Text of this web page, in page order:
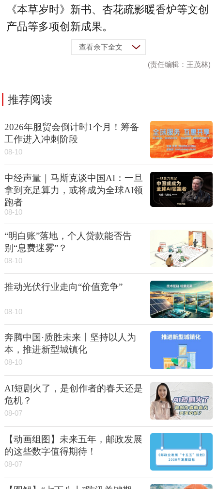
《本草岁时》新书、杏花疏影暖香炉等文创
产品等多项创新成果。
查看余下全文
(责任编辑：王茂林)
推荐阅读
2026年服贸会倒计时1个月！筹备
工作进入冲刺阶段
08-10
中经声量｜马斯克谈中国AI：一旦
拿到充足算力，或将成为全球AI领
跑者
08-10
“明白账”落地，个人贷款能否告
别“息费迷雾”？
08-10
推动光伏行业走向“价值竞争”
08-10
奔腾中国·质胜未来丨坚持以人为
本，推进新型城镇化
08-10
AI短剧火了，是创作者的春天还是
危机？
08-07
【动画组图】未来五年，邮政发展
的这些数字值得期待！
08-07